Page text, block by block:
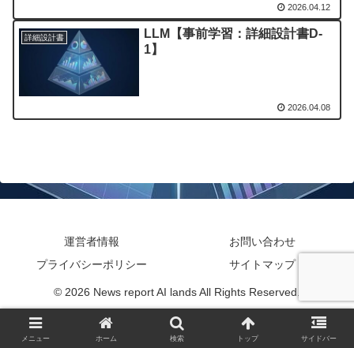
2026.04.12
詳細設計書
LLM【事前学習：詳細設計書D-
1】
2026.04.08
運営者情報
お問い合わせ
プライバシーポリシー
サイトマップ
© 2026 News report AI lands All Rights Reserved.
メニュー ホーム 検索 トップ サイドバー